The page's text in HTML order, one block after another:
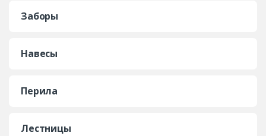
Заборы
Навесы
Перила
Лестницы